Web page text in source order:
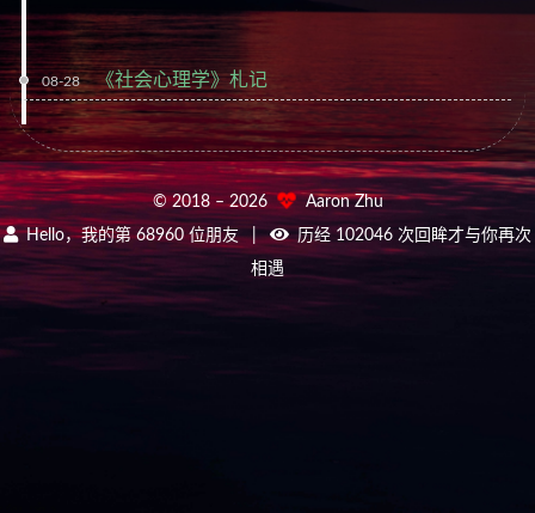
08-28 《社会心理学》札记
© 2018 –2026
Aaron Zhu
Hello，我的第68960位朋友 | 历经 102046 次回眸才与你再次
相遇